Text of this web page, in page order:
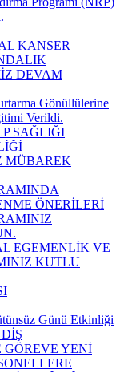
KANSER
DEVAM
Gönüllülerine
Verildi.
SAĞLIĞI
MÜBAREK
ÖNERİLERİ
EGEMENLİK VE
KUTLU
Günü Etkinliği
YENİ